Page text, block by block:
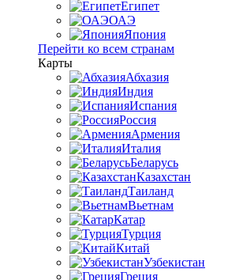
Египет
ОАЭ
Япония
Перейти ко всем странам
Карты
Абхазия
Индия
Испания
Россия
Армения
Италия
Беларусь
Казахстан
Таиланд
Вьетнам
Катар
Турция
Китай
Узбекистан
Греция